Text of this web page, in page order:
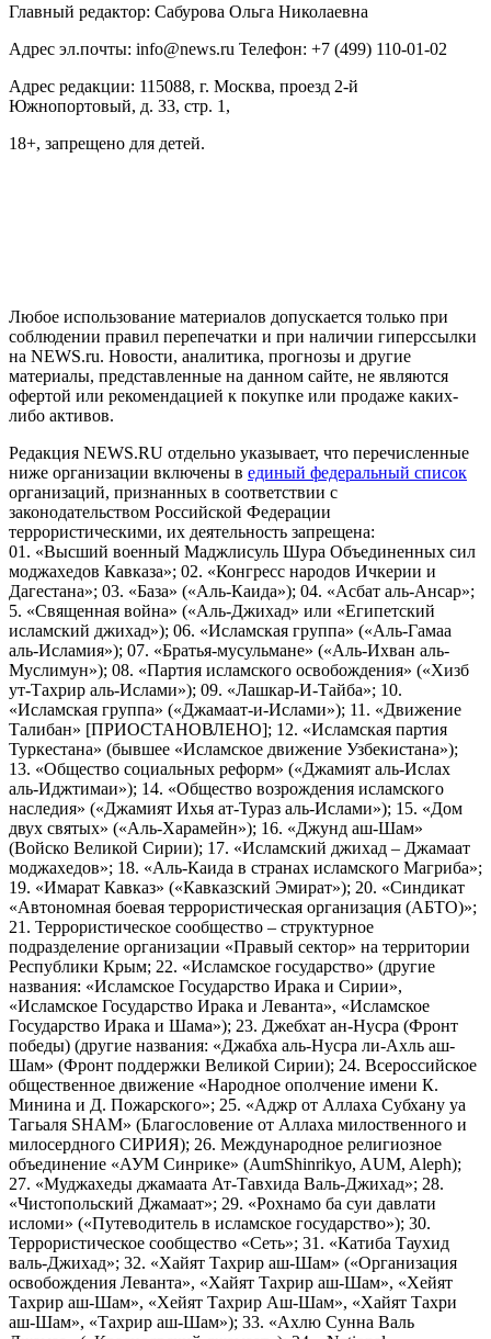
Главный редактор: Сабурова Ольга Николаевна
Адрес эл.почты: info@news.ru Телефон: +7 (499) 110-01-02
Адрес редакции: 115088, г. Москва, проезд 2-й
Южнопортовый, д. 33, стр. 1,
18+, запрещено для детей.
Любое использование материалов допускается только при
соблюдении правил перепечатки и при наличии гиперссылки
на NEWS.ru. Новости, аналитика, прогнозы и другие
материалы, представленные на данном сайте, не являются
офертой или рекомендацией к покупке или продаже каких-
либо активов.
Редакция NEWS.RU отдельно указывает, что перечисленные
ниже организации включены в единый федеральный список
организаций, признанных в соответствии с
законодательством Российской Федерации
террористическими, их деятельность запрещена:
01. «Высший военный Маджлисуль Шура Объединенных сил
моджахедов Кавказа»; 02. «Конгресс народов Ичкерии и
Дагестана»; 03. «База» («Аль-Каида»); 04. «Асбат аль-Ансар»;
5. «Священная война» («Аль-Джихад» или «Египетский
исламский джихад»); 06. «Исламская группа» («Аль-Гамаа
аль-Исламия»); 07. «Братья-мусульмане» («Аль-Ихван аль-
Муслимун»); 08. «Партия исламского освобождения» («Хизб
ут-Тахрир аль-Ислами»); 09. «Лашкар-И-Тайба»; 10.
«Исламская группа» («Джамаат-и-Ислами»); 11. «Движение
Талибан» [ПРИОСТАНОВЛЕНО]; 12. «Исламская партия
Туркестана» (бывшее «Исламское движение Узбекистана»);
13. «Общество социальных реформ» («Джамият аль-Ислах
аль-Иджтимаи»); 14. «Общество возрождения исламского
наследия» («Джамият Ихья ат-Тураз аль-Ислами»); 15. «Дом
двух святых» («Аль-Харамейн»); 16. «Джунд аш-Шам»
(Войско Великой Сирии); 17. «Исламский джихад – Джамаат
моджахедов»; 18. «Аль-Каида в странах исламского Магриба»;
19. «Имарат Кавказ» («Кавказский Эмират»); 20. «Синдикат
«Автономная боевая террористическая организация (АБТО)»;
21. Террористическое сообщество – структурное
подразделение организации «Правый сектор» на территории
Республики Крым; 22. «Исламское государство» (другие
названия: «Исламское Государство Ирака и Сирии»,
«Исламское Государство Ирака и Леванта», «Исламское
Государство Ирака и Шама»); 23. Джебхат ан-Нусра (Фронт
победы) (другие названия: «Джабха аль-Нусра ли-Ахль аш-
Шам» (Фронт поддержки Великой Сирии); 24. Всероссийское
общественное движение «Народное ополчение имени К.
Минина и Д. Пожарского»; 25. «Аджр от Аллаха Субхану уа
Тагьаля SHAM» (Благословение от Аллаха милоственного и
милосердного СИРИЯ); 26. Международное религиозное
объединение «АУМ Синрике» (AumShinrikyo, AUM, Aleph);
27. «Муджахеды джамаата Ат-Тавхида Валь-Джихад»; 28.
«Чистопольский Джамаат»; 29. «Рохнамо ба суи давлати
исломи» («Путеводитель в исламское государство»); 30.
Террористическое сообщество «Сеть»; 31. «Катиба Таухид
валь-Джихад»; 32. «Хайят Тахрир аш-Шам» («Организация
освобождения Леванта», «Хайят Тахрир аш-Шам», «Хейят
Тахрир аш-Шам», «Хейят Тахрир Аш-Шам», «Хайят Тахри
аш-Шам», «Тахрир аш-Шам»); 33. «Ахлю Сунна Валь